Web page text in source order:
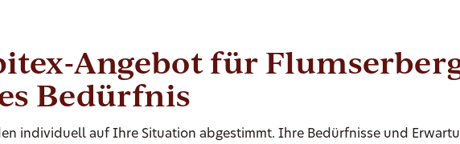
Angebot für
Bedürfnis
individuell auf Ihre Situation abgestimmt. Ihre Bedürfnisse und